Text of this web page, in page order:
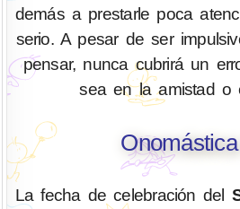
demás a prestarle poca
serio. A pesar de ser
pensar, nunca cubrirá un
sea en la amistad o
La fecha de celebración del